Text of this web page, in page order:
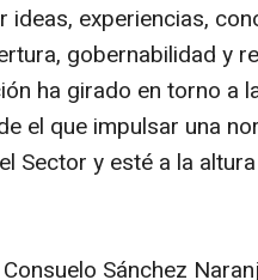
experiencias,
gobernabilidad y
ha girado en torno a
el que impulsar una
Sector y esté a la
Sánchez